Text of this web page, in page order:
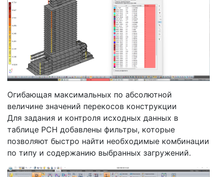
Огибающая максимальных по абсолютной
величине значений перекосов конструкции
Для задания и контроля исходных данных в
таблице РСН добавлены фильтры, которые
позволяют быстро найти необходимые комбинации
по типу и содержанию выбранных загружений.